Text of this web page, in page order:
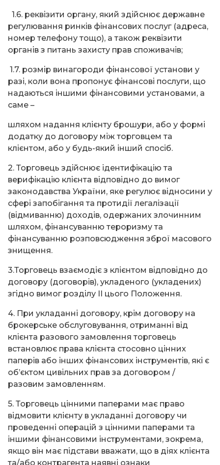
1.6. реквізити органу, який здійснює державне
регулювання ринків фінансових послуг (адреса,
номер телефону тощо), а також реквізити
органів з питань захисту прав споживачів;
1.7. розмір винагороди фінансової установи у
разі, коли вона пропонує фінансові послуги, що
надаються іншими фінансовими установами, а
саме –
шляхом надання клієнту брошури, або у формі
додатку до договору між торговцем та
клієнтом, або у будь-який інший спосіб.
2. Торговець здійснює ідентифікацію та
верифікацію клієнта відповідно до вимог
законодавства України, яке регулює відносини у
сфері запобігання та протидії легалізації
(відмиванню) доходів, одержаних злочинним
шляхом, фінансуванню тероризму та
фінансуванню розповсюдження зброї масового
знищення.
3.Торговець взаємодіє з клієнтом відповідно до
договору (договорів), укладеного (укладених)
згідно вимог розділу ІІ цього Положення.
4. При укладанні договору, крім договору на
брокерське обслуговування, отриманні від
клієнта разового замовлення торговець
встановлює права клієнта стосовно цінних
паперів або інших фінансових інструментів, які є
об’єктом цивільних прав за договором /
разовим замовленням.
5. Торговець цінними паперами має право
відмовити клієнту в укладанні договору чи
проведенні операцій з цінними паперами та
іншими фінансовими інструментами, зокрема,
якщо він має підстави вважати, що в діях клієнта
та/або контрагента наявні ознаки